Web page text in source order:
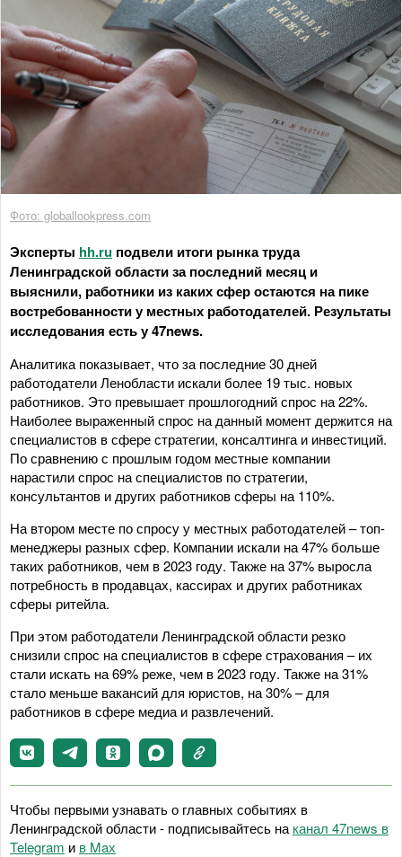
Фото: globallookpress.com
Эксперты hh.ru подвели итоги рынка труда
Ленинградской области за последний месяц и
выяснили, работники из каких сфер остаются на пике
востребованности у местных работодателей. Результаты
исследования есть у 47news.
Аналитика показывает, что за последние 30 дней
работодатели Ленобласти искали более 19 тыс. новых
работников. Это превышает прошлогодний спрос на 22%.
Наиболее выраженный спрос на данный момент держится на
специалистов в сфере стратегии, консалтинга и инвестиций.
По сравнению с прошлым годом местные компании
нарастили спрос на специалистов по стратегии,
консультантов и других работников сферы на 110%.
На втором месте по спросу у местных работодателей – топ-
менеджеры разных сфер. Компании искали на 47% больше
таких работников, чем в 2023 году. Также на 37% выросла
потребность в продавцах, кассирах и других работниках
сферы ритейла.
При этом работодатели Ленинградской области резко
снизили спрос на специалистов в сфере страхования – их
стали искать на 69% реже, чем в 2023 году. Также на 31%
стало меньше вакансий для юристов, на 30% – для
работников в сфере медиа и развлечений.
Чтобы первыми узнавать о главных событиях в
Ленинградской области - подписывайтесь на канал 47news в
Telegram и в Maх